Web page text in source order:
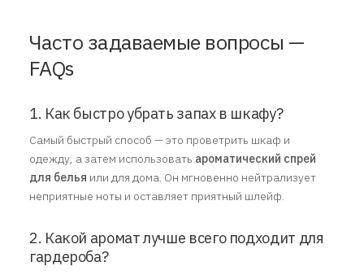
Часто задаваемые вопросы —
FAQs
1. Как быстро убрать запах в шкафу?
Самый быстрый способ — это проветрить шкаф и
одежду, а затем использовать ароматический спрей
для белья или для дома. Он мгновенно нейтрализует
неприятные ноты и оставляет приятный шлейф.
2. Какой аромат лучше всего подходит для
гардероба?